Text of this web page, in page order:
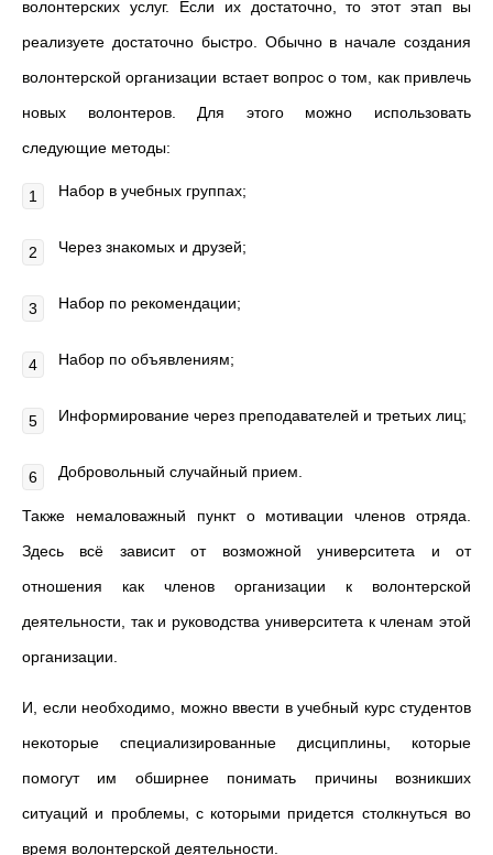
волонтерских услуг. Если их достаточно, то этот этап вы
реализуете достаточно быстро. Обычно в начале создания
волонтерской организации встает вопрос о том, как привлечь
новых волонтеров. Для этого можно использовать
следующие методы:
Набор в учебных группах;
Через знакомых и друзей;
Набор по рекомендации;
Набор по объявлениям;
Информирование через преподавателей и третьих лиц;
Добровольный случайный прием.
Также немаловажный пункт о мотивации членов отряда.
Здесь всё зависит от возможной университета и от
отношения как членов организации к волонтерской
деятельности, так и руководства университета к членам этой
организации.
И, если необходимо, можно ввести в учебный курс студентов
некоторые специализированные дисциплины, которые
помогут им обширнее понимать причины возникших
ситуаций и проблемы, с которыми придется столкнуться во
время волонтерской деятельности.